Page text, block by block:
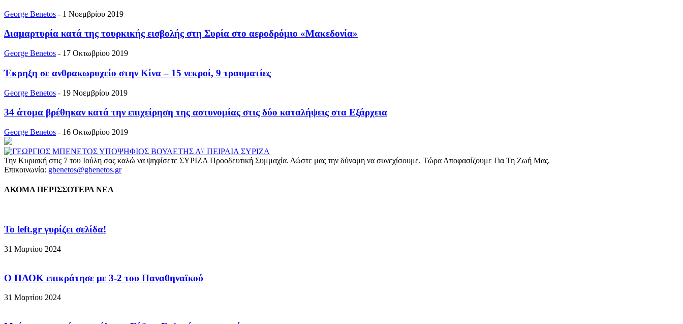
George Benetos - 1 Νοεμβρίου 2019
Διαμαρτυρία κατά της τουρκικής εισβολής στη Συρία στο αεροδρόμιο «Μακεδονία»
George Benetos - 17 Οκτωβρίου 2019
Έκρηξη σε ανθρακωρυχείο στην Κίνα – 15 νεκροί, 9 τραυματίες
George Benetos - 19 Νοεμβρίου 2019
34 άτομα βρέθηκαν κατά την επιχείρηση της αστυνομίας στις δύο καταλήψεις στα Εξάρχεια
George Benetos - 16 Οκτωβρίου 2019
Την Κυριακή στις 7 του Ιούλη σας καλώ να ψηφίσετε ΣΥΡΙΖΑ Προοδευτική Συμμαχία. Δώστε μας την δύναμη να συνεχίσουμε. Τώρα Αποφασίζουμε Για Τη Ζωή Μας.
Επικοινωνία: gbenetos@gbenetos.gr
ΑΚΟΜΑ ΠΕΡΙΣΣΟΤΕΡΑ ΝΕΑ
To left.gr γυρίζει σελίδα!
31 Μαρτίου 2024
Ο ΠΑΟΚ επικράτησε με 3-2 του Παναθηναϊκού
31 Μαρτίου 2024